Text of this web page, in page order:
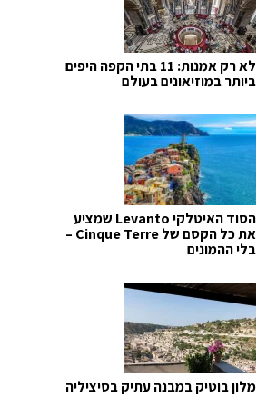
לא רק אמנות: 11 בתי הקפה היפים
ביותר במוזיאונים בעולם
הסוד האיטלקי Levanto שמציע
את כל הקסם של Cinque Terre –
בלי ההמונים
מלון בוטיק במבנה עתיק בסיציליה